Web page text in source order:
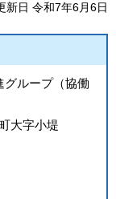
新日 令和7年6月6日
グループ（協働
大字小堤